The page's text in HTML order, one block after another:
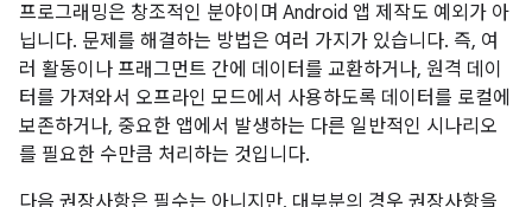
프로그래밍은 창조적인 분야이며 Android 앱 제작도 예외가 아
닙니다. 문제를 해결하는 방법은 여러 가지가 있습니다. 즉, 여
러 활동이나 프래그먼트 간에 데이터를 교환하거나, 원격 데이
터를 가져와서 오프라인 모드에서 사용하도록 데이터를 로컬에
보존하거나, 중요한 앱에서 발생하는 다른 일반적인 시나리오
를 필요한 수만큼 처리하는 것입니다.